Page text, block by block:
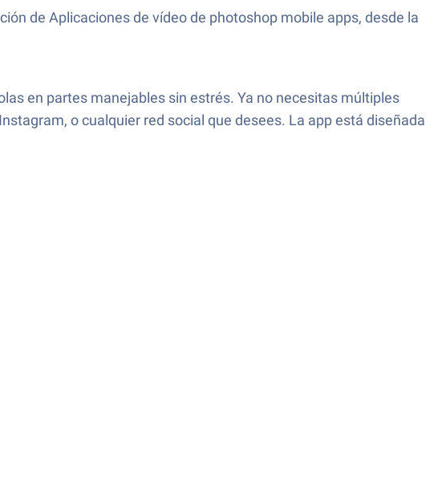
de Aplicaciones de vídeo de photoshop mobile apps, desde la
en partes manejables sin estrés. Ya no necesitas múltiples
o cualquier red social que desees. La app está diseñada